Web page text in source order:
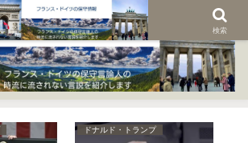
ドナルド・トランプ
検索